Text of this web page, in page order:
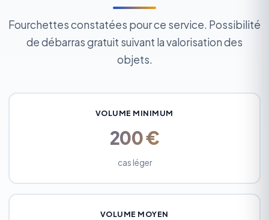
Fourchettes constatées pour ce service. Possibilité
de débarras gratuit suivant la valorisation des
objets.
VOLUME MINIMUM
200 €
cas léger
VOLUME MOYEN